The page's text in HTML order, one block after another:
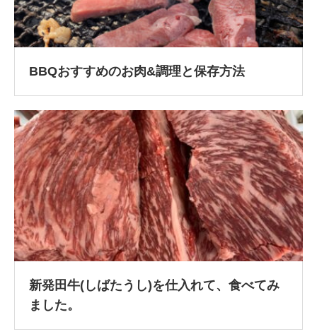
BBQおすすめのお肉&調理と保存方法
新発田牛(しばたうし)を仕入れて、食べてみ
ました。